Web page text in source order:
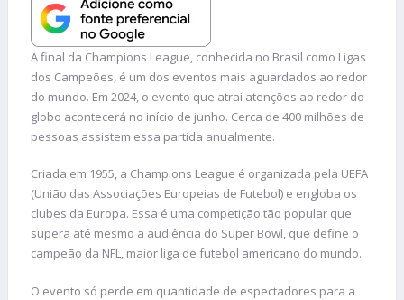
A final da Champions League, conhecida no Brasil como Ligas
dos Campeões, é um dos eventos mais aguardados ao redor
do mundo. Em 2024, o evento que atrai atenções ao redor do
globo acontecerá no início de junho. Cerca de 400 milhões de
pessoas assistem essa partida anualmente.
Criada em 1955, a Champions League é organizada pela UEFA
(União das Associações Europeias de Futebol) e engloba os
clubes da Europa. Essa é uma competição tão popular que
supera até mesmo a audiência do Super Bowl, que define o
campeão da NFL, maior liga de futebol americano do mundo.
O evento só perde em quantidade de espectadores para a